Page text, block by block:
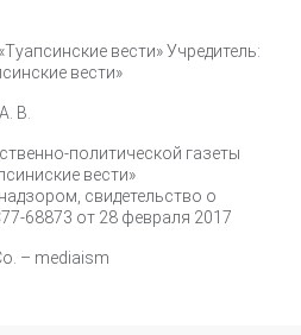
вести» Учредитель:
вести»
В.
политической газеты
вести»
свидетельство о
68873 от 28 февраля 2017
– mediaism